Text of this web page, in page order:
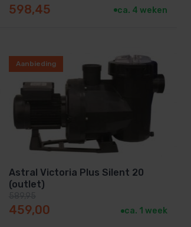
598,45 ca. 4 weken
Aanbieding
Astral Victoria Plus Silent 20
(outlet)
459,00 ca. 1 week